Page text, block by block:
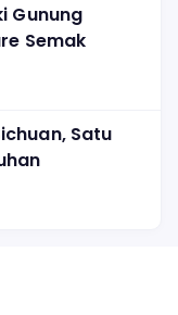
Gunung
Semak
Satu